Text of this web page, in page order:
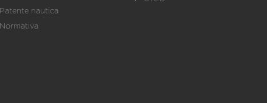
Patente nautica
Normativa